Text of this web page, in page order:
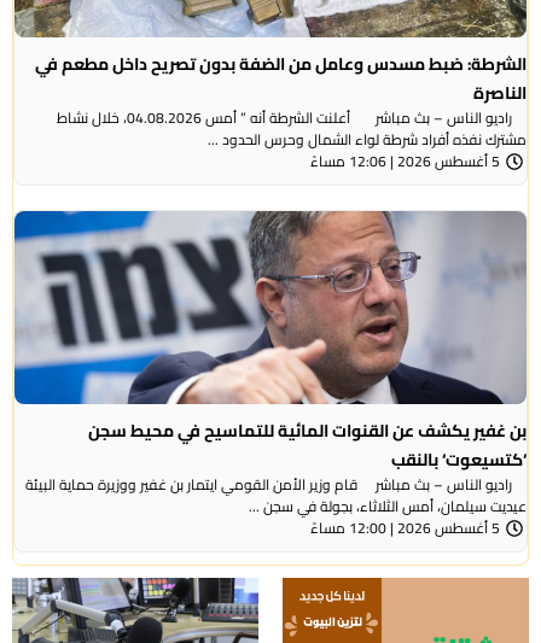
الشرطة: ضبط مسدس وعامل من الضفة بدون تصريح داخل مطعم في
الناصرة
راديو الناس – بث مباشر أعلنت الشرطة أنه ” أمس 04.08.2026، خلال نشاط
مشترك نفذه أفراد شرطة لواء الشمال وحرس الحدود ...
5 أغسطس 2026 | 12:06 مساءً
بن غفير يكشف عن القنوات المائية للتماسيح في محيط سجن
‘كتسيعوت‘ بالنقب
راديو الناس – بث مباشر قام وزير الأمن القومي ايتمار بن غفير ووزيرة حماية البيئة
عيديت سيلمان، أمس الثلاثاء، بجولة في سجن ...
5 أغسطس 2026 | 12:00 مساءً